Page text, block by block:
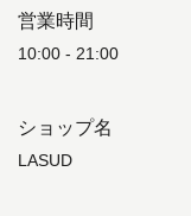
営業時間
10:00 - 21:00
ショップ名
LASUD